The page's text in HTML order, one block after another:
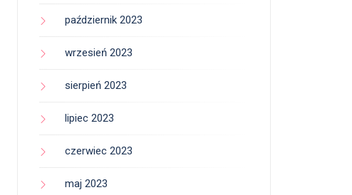
październik 2023
wrzesień 2023
sierpień 2023
lipiec 2023
czerwiec 2023
maj 2023